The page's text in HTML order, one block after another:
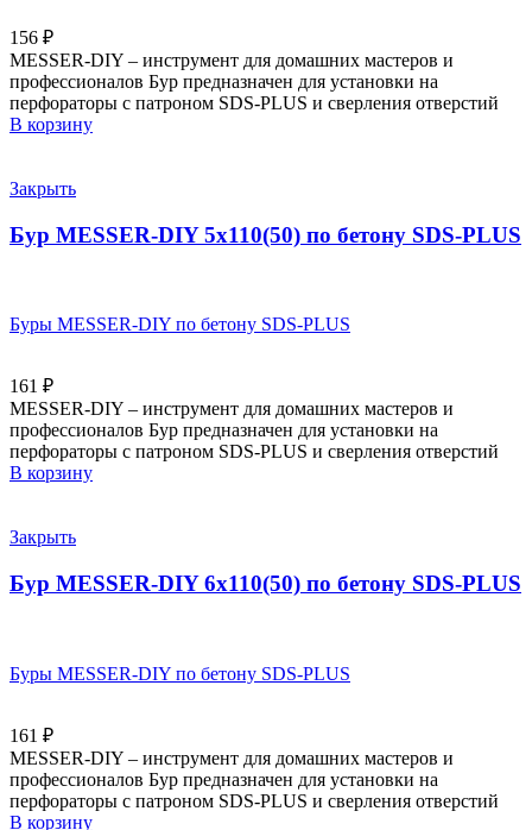
156 ₽
MESSER-DIY – инструмент для домашних мастеров и
профессионалов Бур предназначен для установки на
перфораторы с патроном SDS-PLUS и сверления отверстий
В корзину
Закрыть
Бур MESSER-DIY 5х110(50) по бетону SDS-PLUS
Буры MESSER-DIY по бетону SDS-PLUS
161 ₽
MESSER-DIY – инструмент для домашних мастеров и
профессионалов Бур предназначен для установки на
перфораторы с патроном SDS-PLUS и сверления отверстий
В корзину
Закрыть
Бур MESSER-DIY 6х110(50) по бетону SDS-PLUS
Буры MESSER-DIY по бетону SDS-PLUS
161 ₽
MESSER-DIY – инструмент для домашних мастеров и
профессионалов Бур предназначен для установки на
перфораторы с патроном SDS-PLUS и сверления отверстий
В корзину